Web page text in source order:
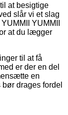
at besigtige
slår vi et slag
YUMMII
at du lægger
til at få
er der en del
en
drages fordel